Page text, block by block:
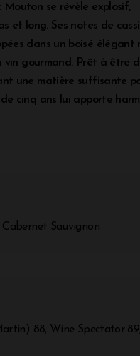
Mouton se révèle explosif,
et long. Ses notes de
dans un boisé élégant
vin gourmand. Prêt à être
une matière suffisante
cinq ans lui apporte
Cabernet Sauvignon
88, Wine Spectator